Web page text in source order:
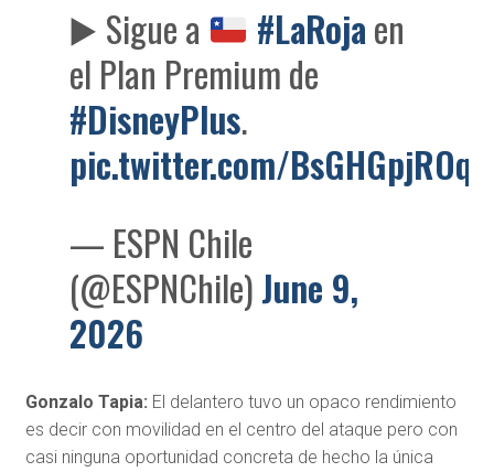
▶️ Sigue a #LaRojaen
el Plan Premium de
#DisneyPlus.
pic.twitter.com/BsGHGpjROq
— ESPN Chile
(@ESPNChile)June 9,
2026
Gonzalo Tapia: El delantero tuvo un opaco rendimiento
es decir con movilidad en el centro del ataque pero con
casi ninguna oportunidad concreta de hecho la única